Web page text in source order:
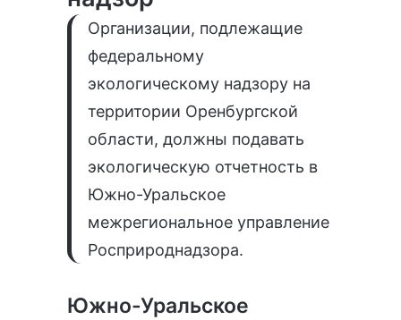
Организации, подлежащие
федеральному
экологическому надзору на
территории Оренбургской
области, должны подавать
экологическую отчетность в
Южно-Уральское
межрегиональное управление
Росприроднадзора.
Южно-Уральское